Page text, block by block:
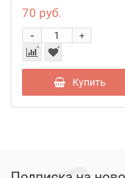
70 руб.
+
-
Купить